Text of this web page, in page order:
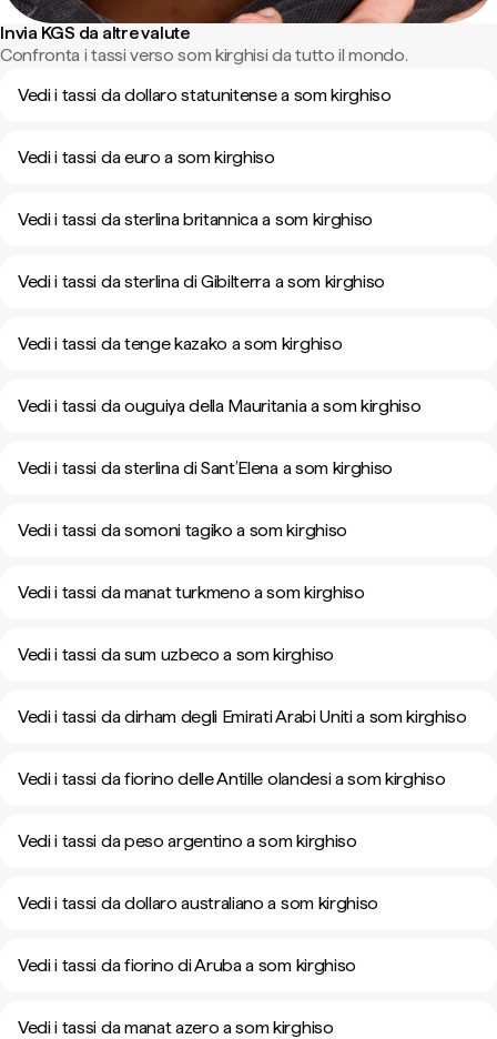
Invia KGS da altre valute
Confronta i tassi verso som kirghisi da tutto il mondo.
Vedi i tassi da dollaro statunitense a som kirghiso
Vedi i tassi da euro a som kirghiso
Vedi i tassi da sterlina britannica a som kirghiso
Vedi i tassi da sterlina di Gibilterra a som kirghiso
Vedi i tassi da tenge kazako a som kirghiso
Vedi i tassi da ouguiya della Mauritania a som kirghiso
Vedi i tassi da sterlina di Sant’Elena a som kirghiso
Vedi i tassi da somoni tagiko a som kirghiso
Vedi i tassi da manat turkmeno a som kirghiso
Vedi i tassi da sum uzbeco a som kirghiso
Vedi i tassi da dirham degli Emirati Arabi Uniti a som kirghiso
Vedi i tassi da fiorino delle Antille olandesi a som kirghiso
Vedi i tassi da peso argentino a som kirghiso
Vedi i tassi da dollaro australiano a som kirghiso
Vedi i tassi da fiorino di Aruba a som kirghiso
Vedi i tassi da manat azero a som kirghiso